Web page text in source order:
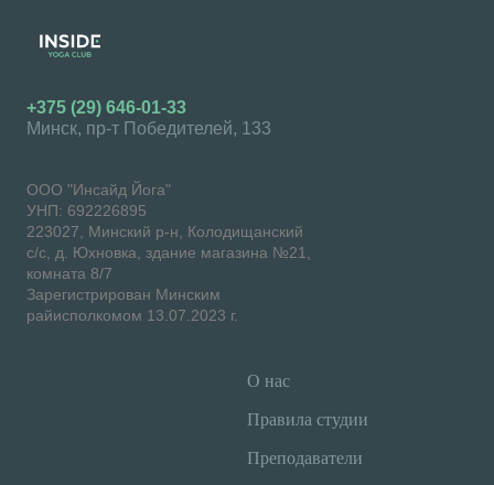
+375 (29) 646-01-33
Минск, пр-т Победителей, 133
ООО "Инсайд Йога"
УНП: 692226895
223027, Минский р-н, Колодищанский
с/с, д. Юхновка, здание магазина №21,
комната 8/7
Зарегистрирован Минским
райисполкомом 13.07.2023 г.
О нас
Правила студии
Преподаватели